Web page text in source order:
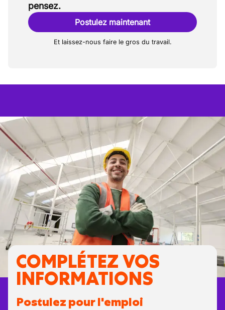
pensez.
Postulez maintenant
Et laissez-nous faire le gros du travail.
COMPLÉTEZ VOS
INFORMATIONS
Postulez pour l'emploi